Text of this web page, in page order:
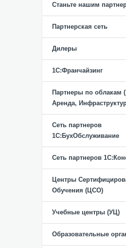
Станьте нашим
Партнерская сеть
Дилеры
1С:Франчайзинг
Партнеры по облакам
Аренда,
Сеть партнеров
1С:БухОбслуживание
Сеть партнеров
Центры
Обучения (ЦСО)
Учебные центры (УЦ)
Образовательные